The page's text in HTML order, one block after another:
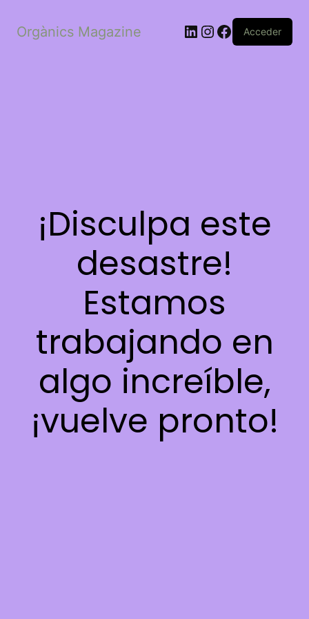
Orgànics Magazine LinkedIn
Instagram
Facebook
Acceder
¡Disculpa este
desastre!
Estamos
trabajando en
algo increíble,
¡vuelve pronto!